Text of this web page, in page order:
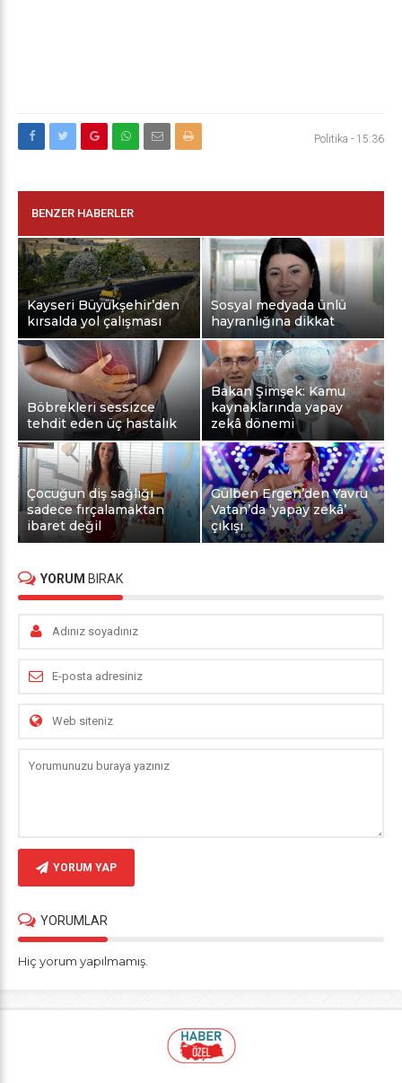
Politika - 15:36
BENZER HABERLER
Kayseri Büyükşehir’den
kırsalda yol çalışması
Sosyal medyada ünlü
hayranlığına dikkat
Böbrekleri sessizce
tehdit eden üç hastalık
Bakan Şimşek: Kamu
kaynaklarında yapay
zekâ dönemi
Çocuğun diş sağlığı
sadece fırçalamaktan
ibaret değil
Gülben Ergen’den Yavru
Vatan’da ‘yapay zekâ’
çıkışı
YORUM BIRAK
YORUM YAP
YORUMLAR
Hiç yorum yapılmamış.